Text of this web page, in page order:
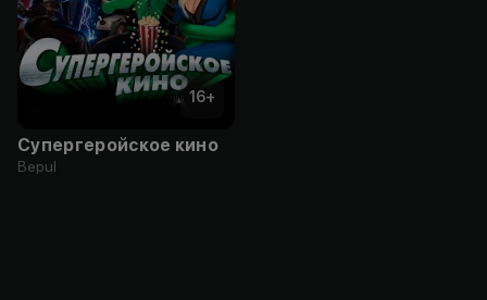
16+
Супергеройское кино
Bepul